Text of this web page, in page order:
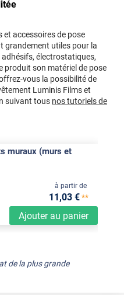
et accessoires de pose
grandement utiles pour la
électrostatiques,
produit son matériel de pose
vous la possibilité de
Luminis Films et
suivant tous nos tutoriels de
muraux (murs et
Ajouter au panier
à partir de
11,03 €**
de la plus grande